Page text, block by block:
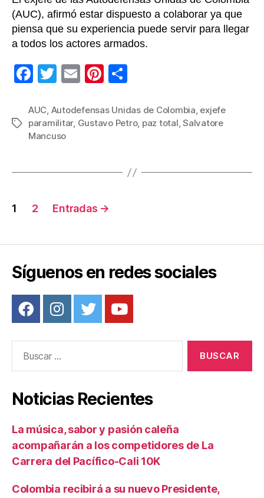
(AUC), afirmó estar dispuesto a colaborar ya que
piensa que su experiencia puede servir para llegar
a todos los actores armados.
F
c
e
o
k
T
tt
er
E
ail
Pi
er
e
m
p
tir
Etiquetas
AUC, Autodefensas Unidas de Colombia, exjefe
paramilitar, Gustavo Petro, paz total,Salvatore
Mancuso
Navegación
entradas
1 2 Entradas →
Síguenos en redes sociales
Noticias Recientes
La música, sabor y pasión caleña
acompañarán a los competidores de La
Carrera del Pacífico-Cali 10K
Colombia recibirá a su nuevo Presidente,